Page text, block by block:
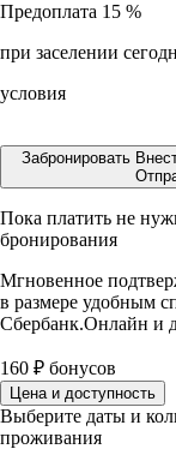
Предоплата 15 %
при заселении
условия
Забронировать
Пока платить не
бронирования
Мгновенное
в размере удобным
Сбербанк.Онлайн и
160 ₽ бонусов
Цена и доступность
Выберите даты и
проживания